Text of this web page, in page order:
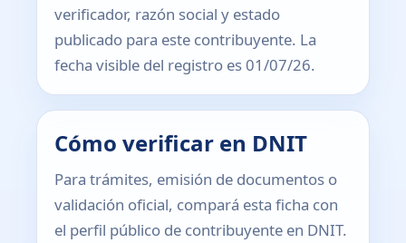
verificador, razón social y estado
publicado para este contribuyente. La
fecha visible del registro es 01/07/26.
Cómo verificar en DNIT
Para trámites, emisión de documentos o
validación oficial, compará esta ficha con
el perfil público de contribuyente en DNIT.